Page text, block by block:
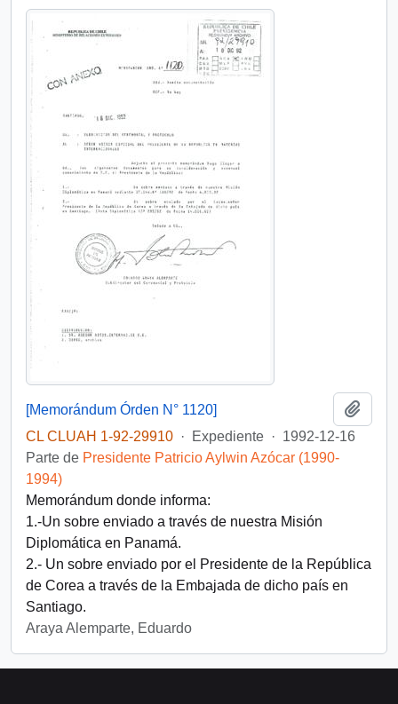
[Memorándum Órden N° 1120]
CL CLUAH 1-92-29910 · Expediente · 1992-12-16
Parte de Presidente Patricio Aylwin Azócar (1990-
1994)
Memorándum donde informa:
1.-Un sobre enviado a través de nuestra Misión
Diplomática en Panamá.
2.- Un sobre enviado por el Presidente de la República
de Corea a través de la Embajada de dicho país en
Santiago.
Araya Alemparte, Eduardo